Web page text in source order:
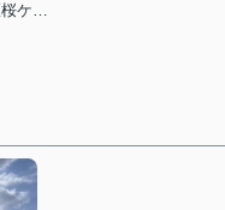
横浜市保土ケ谷区桜ケ丘２丁目